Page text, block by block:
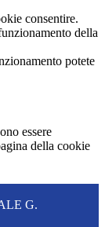
consentire.
della
potete
essere
della cookie
G.